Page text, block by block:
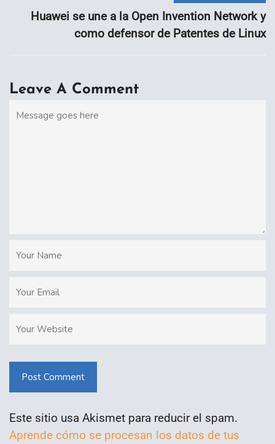
Huawei se une a la Open Invention Network y
como defensor de Patentes de Linux
Leave A Comment
Post Comment
Este sitio usa Akismet para reducir el spam.
Aprende cómo se procesan los datos de tus